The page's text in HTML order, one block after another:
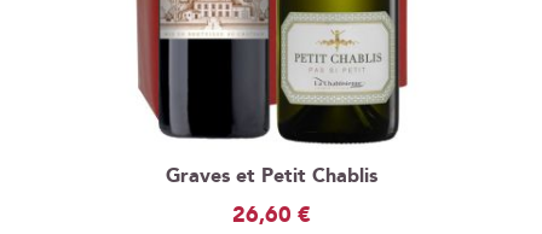
Graves et Petit Chablis
26,60 €